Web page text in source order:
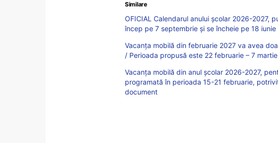
Similare
OFICIAL Calendarul anului școlar 2026-2027,
încep pe 7 septembrie și se încheie pe 18 iunie
Vacanța mobilă din februarie 2027 va avea
/ Perioada propusă este 22 februarie – 7
Vacanța mobilă din anul școlar 2026-2027,
programată în perioada 15-21 februarie,
document